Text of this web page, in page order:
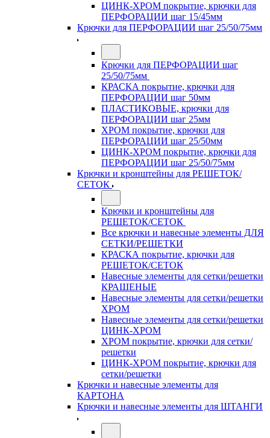
ЦИНК-ХРОМ покрытие, крючки для
ПЕРФОРАЦИИ шаг 15/45мм
Крючки для ПЕРФОРАЦИИ шаг 25/50/75мм
Крючки для ПЕРФОРАЦИИ шаг
25/50/75мм
КРАСКА покрытие, крючки для
ПЕРФОРАЦИИ шаг 50мм
ПЛАСТИКОВЫЕ, крючки для
ПЕРФОРАЦИИ шаг 25мм
ХРОМ покрытие, крючки для
ПЕРФОРАЦИИ шаг 25/50мм
ЦИНК-ХРОМ покрытие, крючки для
ПЕРФОРАЦИИ шаг 25/50/75мм
Крючки и кронштейны для РЕШЕТОК/
СЕТОК
Крючки и кронштейны для
РЕШЕТОК/СЕТОК
Все крючки и навесные элементы ДЛЯ
СЕТКИ/РЕШЕТКИ
КРАСКА покрытие, крючки для
РЕШЕТОК/СЕТОК
Навесные элементы для сетки/решетки
КРАШЕНЫЕ
Навесные элементы для сетки/решетки
ХРОМ
Навесные элементы для сетки/решетки
ЦИНК-ХРОМ
ХРОМ покрытие, крючки для сетки/
решетки
ЦИНК-ХРОМ покрытие, крючки для
сетки/решетки
Крючки и навесные элементы для
КАРТОНА
Крючки и навесные элементы для ШТАНГИ